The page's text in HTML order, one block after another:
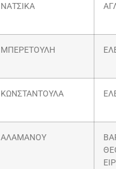
ΝΑΤΣΙΚΑ
ΜΠΕΡΕΤΟΥΛΗ
ΚΩΝΣΤΑΝΤΟΥΛΑ
ΑΛΑΜΑΝΟΥ